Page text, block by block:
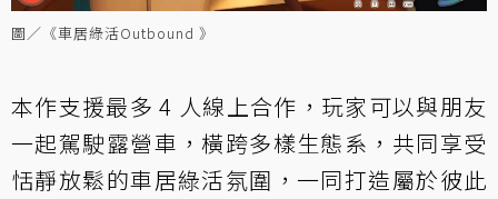
圖／《車居綠活Outbound 》
本作支援最多 4 人線上合作，玩家可以與朋友
一起駕駛露營車，橫跨多樣生態系，共同享受
恬靜放鬆的車居綠活氛圍，一同打造屬於彼此